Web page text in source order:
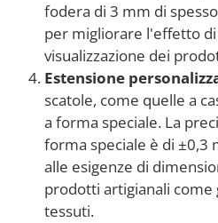
fodera di 3 mm di
per migliorare l'effetto di
visualizzazione dei
Estensione
scatole, come quelle a
a forma speciale. La
forma speciale è di ±0,3
alle esigenze di
prodotti artigianali come
tessuti.